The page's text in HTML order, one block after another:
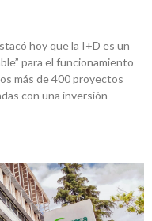
hoy que la I+D es un
para el funcionamiento
más de 400 proyectos
con una inversión